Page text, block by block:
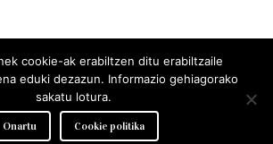
cookie-ak erabiltzen ditu erabiltzaile
eduki dezazun. Informazio gehiagorako
sakatu lotura.
Onartu Cookie politika